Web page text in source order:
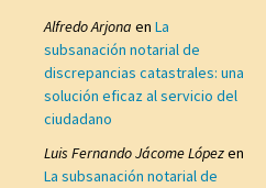
Alfredo Arjona en La
subsanación notarial de
discrepancias catastrales: una
solución eficaz al servicio del
ciudadano
Luis Fernando Jácome Lópezen
La subsanación notarial de